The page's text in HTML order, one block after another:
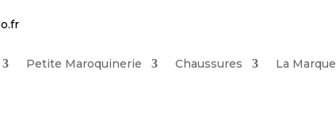
Petite Maroquinerie Chaussures La Marque